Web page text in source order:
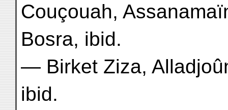
Couçouah,
Bosra, ibid.
— Birket Ziza,
ibid.